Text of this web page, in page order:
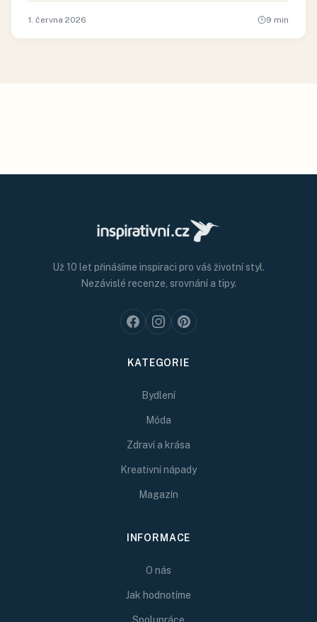
1. června 2026 9 min
Už 10 let přinášíme inspiraci pro váš životní styl.
Nezávislé recenze, srovnání a tipy.
KATEGORIE
Bydlení
Móda
Zdraví a krása
Kreativní nápady
Magazín
INFORMACE
O nás
Jak hodnotíme
Spolupráce